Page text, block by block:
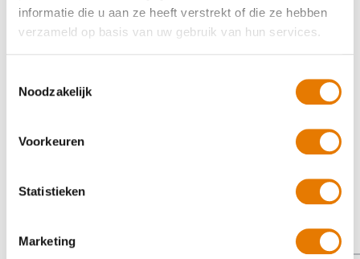
informatie die u aan ze heeft verstrekt of die ze hebben
verzameld op basis van uw gebruik van hun services.
Noodzakelijk
Voorkeuren
Statistieken
Marketing
Geholpen op 27 februari 2026
8.0
Los van het nette herstelwerk was de service, de vriendelijkheid